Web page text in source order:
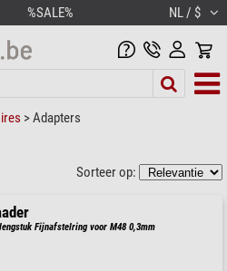
%SALE% NL / $
>Adapters
Sorteer op:
Fijnafstelring voor M48 0,3mm